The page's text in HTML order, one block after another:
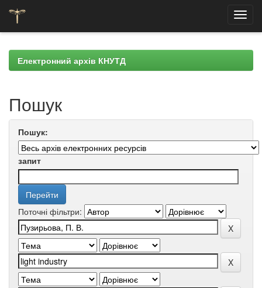
navigationЕлектронний архів КНУТД
Пошук
Пошук:
запит
Поточні фільтри: